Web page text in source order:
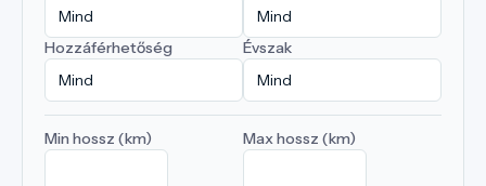
Hozzáférhetőség Évszak
Min hossz (km) Max hossz (km)